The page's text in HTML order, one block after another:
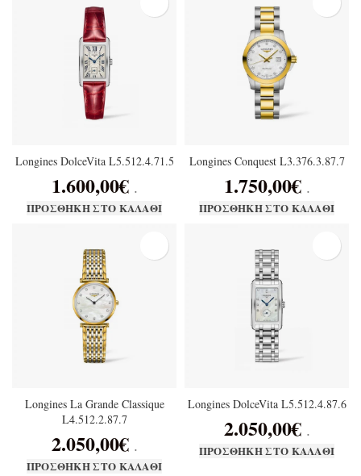
Longines DolceVita L5.512.4.71.5
1.600,00€ .
ΠΡΟΣΘΉΚΗ ΣΤΟ ΚΑΛΆΘΙ
Longines Conquest L3.376.3.87.7
1.750,00€ .
ΠΡΟΣΘΉΚΗ ΣΤΟ ΚΑΛΆΘΙ
Longines La Grande Classique
L4.512.2.87.7
2.050,00€ .
ΠΡΟΣΘΉΚΗ ΣΤΟ ΚΑΛΆΘΙ
Longines DolceVita L5.512.4.87.6
2.050,00€ .
ΠΡΟΣΘΉΚΗ ΣΤΟ ΚΑΛΆΘΙ